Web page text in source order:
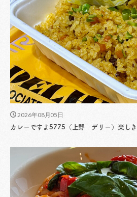
2026年08月05日
カレーですよ5775（上野 デリー）楽しき